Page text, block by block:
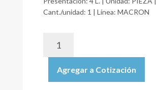
Cant./unidad: 1 | Línea: MACRON
ALLOC.
ALCOHOL
Agregar a Cotización